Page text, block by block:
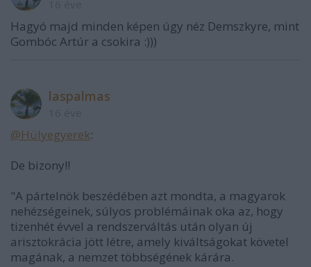
Hagyó majd minden képen úgy néz Demszkyre, mint
Gombóc Artúr a csokira :)))
laspalmas
@Hülyegyerek:
De bizony!!
"A pártelnök beszédében azt mondta, a magyarok
nehézségeinek, súlyos problémáinak oka az, hogy
tizenhét évvel a rendszerváltás után olyan új
arisztokrácia jött létre, amely kiváltságokat követel
magának, a nemzet többségének kárára.